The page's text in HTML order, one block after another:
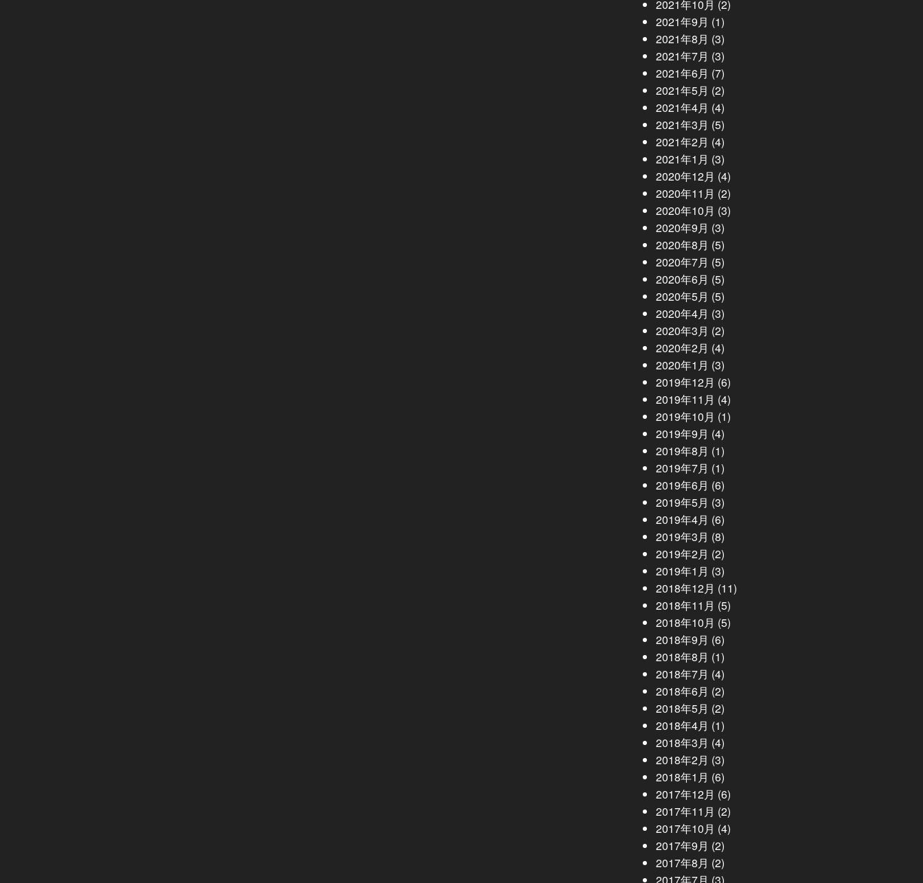
2021年10月 (2)
2021年9月 (1)
2021年8月 (3)
2021年7月 (3)
2021年6月 (7)
2021年5月 (2)
2021年4月 (4)
2021年3月 (5)
2021年2月 (4)
2021年1月 (3)
2020年12月 (4)
2020年11月 (2)
2020年10月 (3)
2020年9月 (3)
2020年8月 (5)
2020年7月 (5)
2020年6月 (5)
2020年5月 (5)
2020年4月 (3)
2020年3月 (2)
2020年2月 (4)
2020年1月 (3)
2019年12月 (6)
2019年11月 (4)
2019年10月 (1)
2019年9月 (4)
2019年8月 (1)
2019年7月 (1)
2019年6月 (6)
2019年5月 (3)
2019年4月 (6)
2019年3月 (8)
2019年2月 (2)
2019年1月 (3)
2018年12月 (11)
2018年11月 (5)
2018年10月 (5)
2018年9月 (6)
2018年8月 (1)
2018年7月 (4)
2018年6月 (2)
2018年5月 (2)
2018年4月 (1)
2018年3月 (4)
2018年2月 (3)
2018年1月 (6)
2017年12月 (6)
2017年11月 (2)
2017年10月 (4)
2017年9月 (2)
2017年8月 (2)